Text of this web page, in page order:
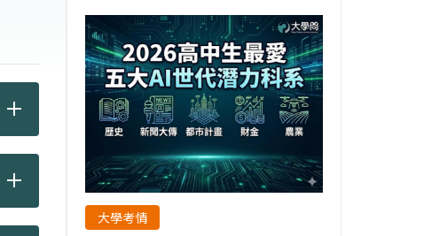
大學考情